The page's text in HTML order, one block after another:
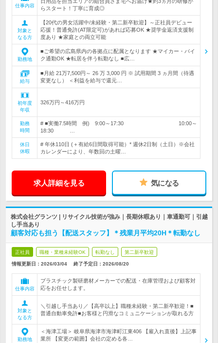
仕事内容
らスタート！丁寧に育成◎
対象と
なる方
【20代の男女活躍中/未経験・第二新卒歓迎】～正社員デビュー
応援！普通免許(AT限定可)があれば応募OK ★奨学金返済支援制
度あり ★家庭との両立可能
勤務地
■ご希望の広島県内の各拠点に配属となります ★マイカー・バイ
ク通勤OK ★転居を伴う転勤なし ■広…
給与
■月給 21万7,500円～ 26 万 3,000 円 ※ 試用期間 3 ヵ月間（待遇
変更なし） ＜利益を給与で還元…
初年度
年収
326万円～416万円
勤務
時間
# ■実働7.5時間 例) 9:00～17:30 10:00～
18:30 …
休日
休暇
# 年休110日 (＋有給6日間取得可能）* 週休2日制（土日）※会社
カレンダーにより、年数回の土曜…
求人詳細を見る 気になる
株式会社グランツ | リサイクル技術が強み｜長期休暇あり｜車通勤可｜引越
し手当あり
顧客対応も担う【配送スタッフ】＊残業月平均20H＊転勤なし
正社員 職種・業種未経験OK 転勤なし 第二新卒歓迎
情報更新日：2026/03/04 終了予定日： 2026/08/20
仕事内容
プラスチック製研磨材メーカーでの配送・在庫管理および顧客対
応をお任せします。
対象と
なる方
＼引越し手当あり／【高卒以上】職種未経験・第二新卒歓迎！■
普通自動車免許■お客様と円滑なコミュニケーションが取れる方
勤務地
＜海津工場＞ 岐阜県海津市海津町江東406 【雇入れ直後】上記事
業所 【変更の範囲】会社の定める各…